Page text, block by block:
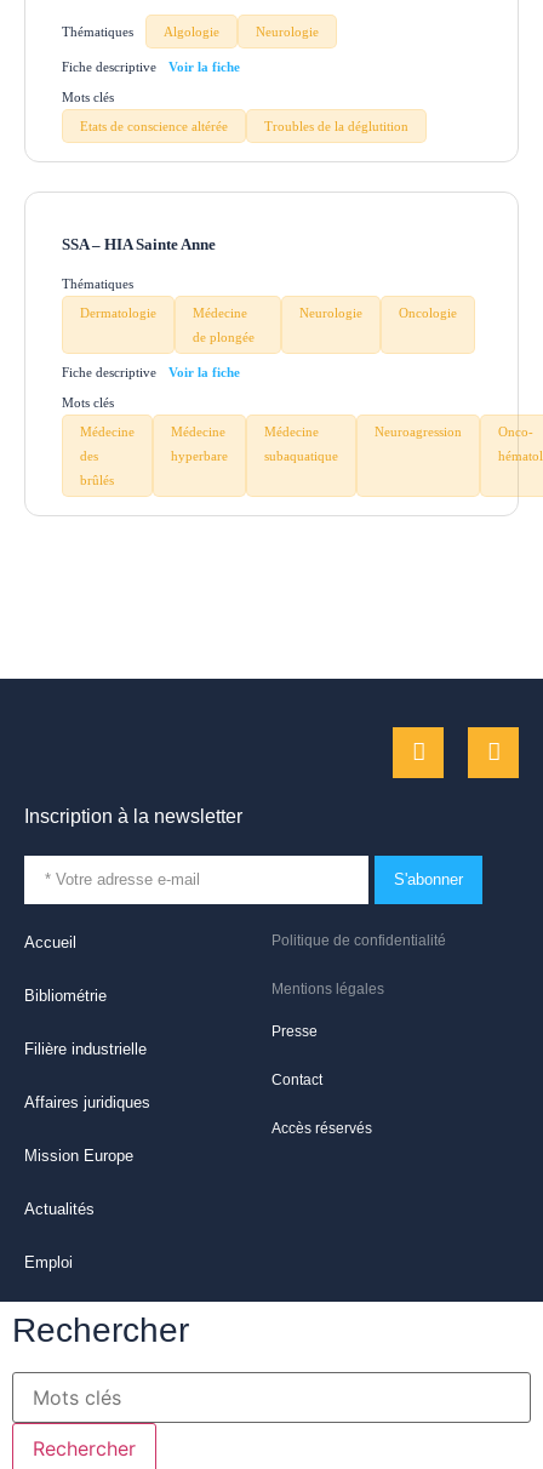
Thématiques Algologie Neurologie
Fiche descriptive
Mots clés
Etats de conscience altérée
Troubles de la déglutition
SSA – HIA Sainte Anne
Thématiques
Dermatologie
Médecine
de plongée
Neurologie Oncologie
Fiche descriptive
Mots clés
Médecine
des
brûlés
Médecine
hyperbare
Médecine
subaquatique
Neuroagression
Onco-
Politique de confidentialité
Mentions légales
Presse
Contact
Accès réservés
Accueil
Bibliométrie
Filière industrielle
Affaires juridiques
Mission Europe
Actualités
Emploi
Inscription à la newsletter
S'abonner
Rechercher
Rechercher